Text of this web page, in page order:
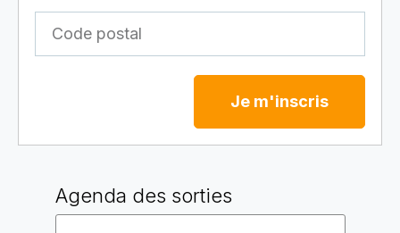
Je m'inscris
Agenda des sorties